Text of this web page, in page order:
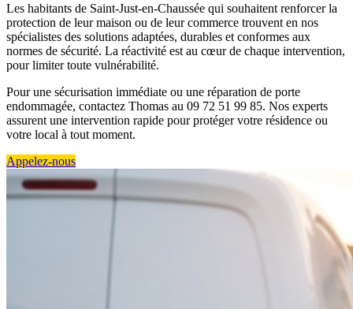
Les habitants de Saint-Just-en-Chaussée qui souhaitent renforcer la
protection de leur maison ou de leur commerce trouvent en nos
spécialistes des solutions adaptées, durables et conformes aux
normes de sécurité. La réactivité est au cœur de chaque intervention,
pour limiter toute vulnérabilité.
Pour une sécurisation immédiate ou une réparation de porte
endommagée, contactez Thomas au 09 72 51 99 85. Nos experts
assurent une intervention rapide pour protéger votre résidence ou
votre local à tout moment.
Appelez-nous